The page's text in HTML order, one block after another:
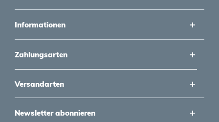
Informationen
Zahlungsarten
Versandarten
Newsletter abonnieren